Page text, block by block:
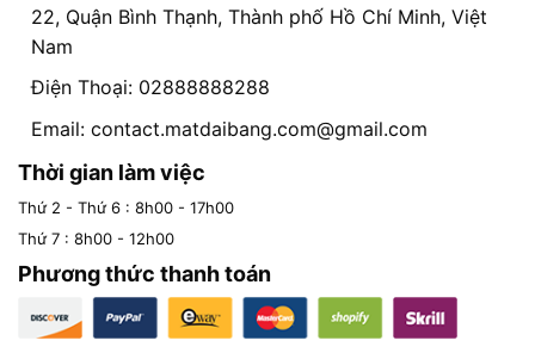
22, Quận Bình Thạnh, Thành phố Hồ Chí Minh, Việt
Nam
Điện Thoại: 02888888288
Email: contact.matdaibang.com@gmail.com
Thời gian làm việc
Thứ 2 - Thứ 6 : 8h00 - 17h00
Thứ 7 : 8h00 - 12h00
Phương thức thanh toán